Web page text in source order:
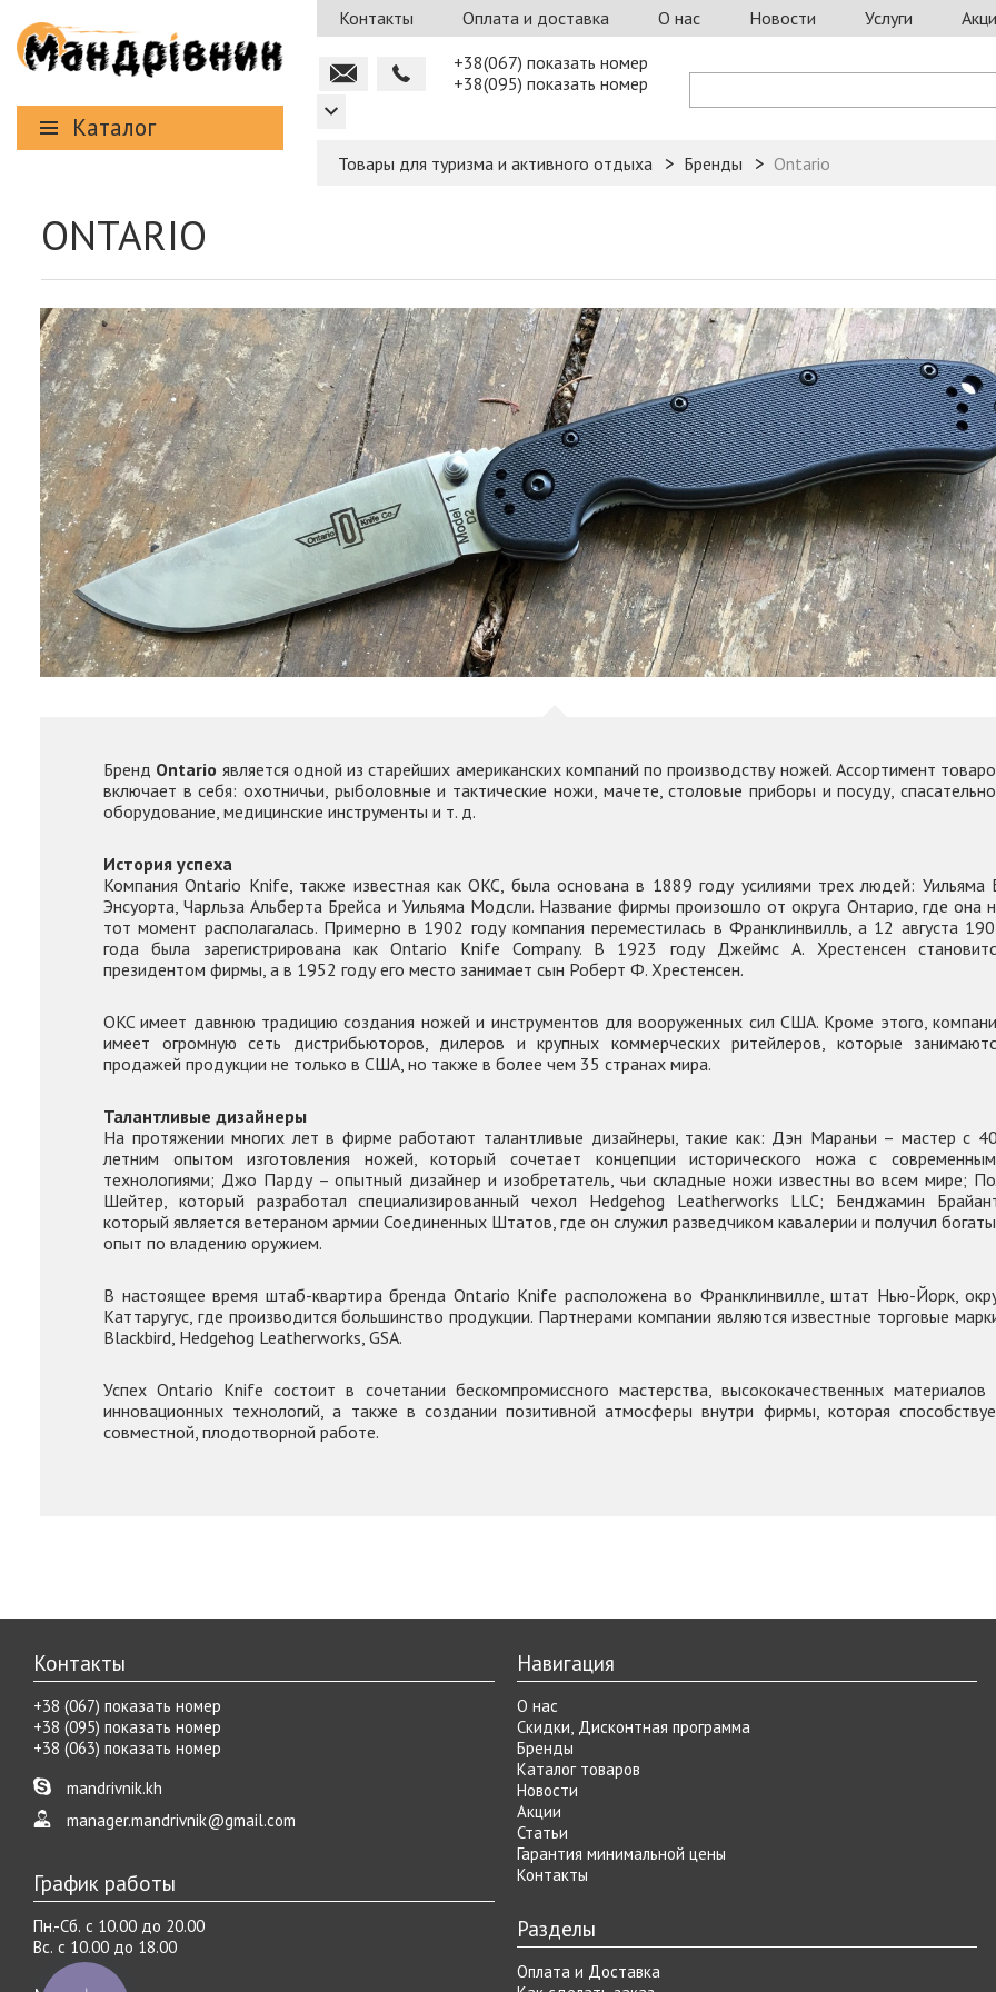
Каталог
Контакты Оплата и доставка О нас Новости Услуги
+38(067) показать номер
+38(095) показать номер
Товары для туризма и активного отдыха Бренды Ontario
ONTARIO
Бренд Ontario является одной из старейших американских компаний по производству ножей. Ассортимент
включает в себя: охотничьи, рыболовные и тактические ножи, мачете, столовые приборы и посуду,
оборудование, медицинские инструменты и т. д.
История успеха
Компания Ontario Knife, также известная как OKC, была основана в 1889 году усилиями трех людей: Уильяма
Энсуорта, Чарльза Альберта Брейса и Уильяма Модсли. Название фирмы произошло от округа Онтарио, где она
тот момент располагалась. Примерно в 1902 году компания переместилась в Франклинвилль, а 12 августа
года была зарегистрирована как Ontario Knife Company. В 1923 году Джеймс А. Хрестенсен
президентом фирмы, а в 1952 году его место занимает сын Роберт Ф. Хрестенсен.
OKC имеет давнюю традицию создания ножей и инструментов для вооруженных сил США. Кроме этого,
имеет огромную сеть дистрибьюторов, дилеров и крупных коммерческих ритейлеров, которые
продажей продукции не только в США, но также в более чем 35 странах мира.
Талантливые дизайнеры
На протяжении многих лет в фирме работают талантливые дизайнеры, такие как: Дэн Мараньи – мастер с
летним опытом изготовления ножей, который сочетает концепции исторического ножа с
технологиями; Джо Парду – опытный дизайнер и изобретатель, чьи складные ножи известны во всем мире;
Шейтер, который разработал специализированный чехол Hedgehog Leatherworks LLC; Бенджамин
который является ветераном армии Соединенных Штатов, где он служил разведчиком кавалерии и получил
опыт по владению оружием.
В настоящее время штаб-квартира бренда Ontario Knife расположена во Франклинвилле, штат Нью-Йорк,
Каттаругус, где производится большинство продукции. Партнерами компании являются известные торговые
Blackbird, Hedgehog Leatherworks, GSA.
Успех Ontario Knife состоит в сочетании бескомпромиссного мастерства, высококачественных материалов
инновационных технологий, а также в создании позитивной атмосферы внутри фирмы, которая
совместной, плодотворной работе.
Контакты
+38 (067) показать номер
+38 (095) показать номер
+38 (063) показать номер
mandrivnik.kh
manager.mandrivnik@gmail.com
График работы
Пн.-Cб. с 10.00 до 20.00
Вс. с 10.00 до 18.00
Навигация
О нас
Скидки, Дисконтная программа
Бренды
Каталог товаров
Новости
Акции
Статьи
Гарантия минимальной цены
Контакты
Разделы
Оплата и Доставка